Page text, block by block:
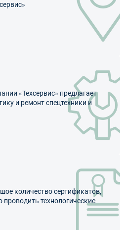
«Техсервис» предлагает
и ремонт спецтехники и
количество сертификатов,
технологические